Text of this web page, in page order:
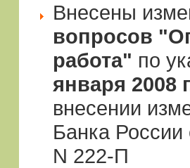
Внесены
вопросов
работа" по
января 2008
внесении
Банка России
N 222-П